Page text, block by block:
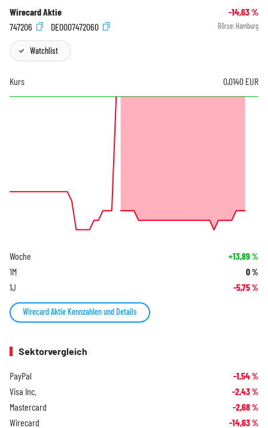
Wirecard Aktie -14,63%
747206
DE0007472060 Börse: Hamburg
Watchlist
Kurs 0,0140 EUR
Woche +13,89%
1M 0%
1J -5,75%
Wirecard Aktie Kennzahlen und Details
Sektorvergleich
PayPal -1,54%
Visa Inc. -2,43%
Mastercard -2,68%
Wirecard -14,63%